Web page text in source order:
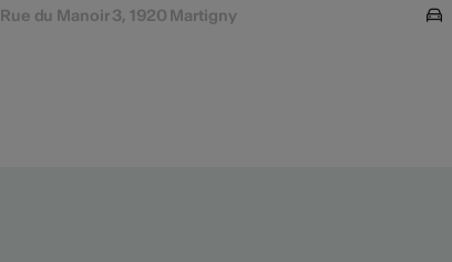
Rue du Manoir 3, 1920 Martigny